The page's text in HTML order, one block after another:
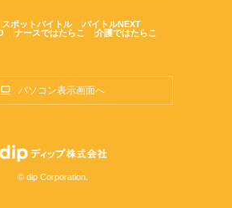
スポットバイトル
バイトルNEXT
ナースではたらこ 介護ではたらこ
パソコン表示画面へ
© dip Corporation.